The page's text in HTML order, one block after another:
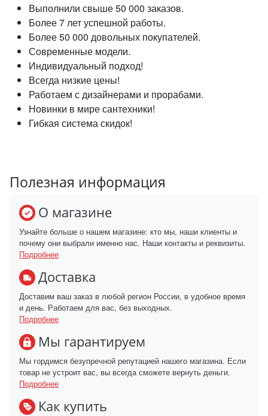
Выполнили свыше 50 000 заказов.
Более 7 лет успешной работы.
Более 50 000 довольных покупателей.
Современные модели.
Индивидуальный подход!
Всегда низкие цены!
Работаем с дизайнерами и прорабами.
Новинки в мире сантехники!
Гибкая система скидок!
Полезная информация
О магазине
Узнайте больше о нашем магазине: кто мы, наши клиенты и
почему они выбрали именно нас. Наши контакты и реквизиты.
Подробнее
Доставка
Доставим ваш заказ в любой регион России, в удобное время
и день. Работаем для вас, без выходных.
Подробнее
Мы гарантируем
Мы гордимся безупречной репутацией нашего магазина. Если
товар не устроит вас, вы всегда сможете вернуть деньги.
Подробнее
Как купить